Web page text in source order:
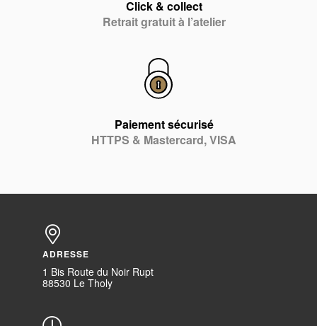
Click & collect
Retrait gratuit à l’atelier
Paiement sécurisé
HTTPS & Mastercard, VISA
ADRESSE
1 Bis Route du Noir Rupt
88530 Le Tholy